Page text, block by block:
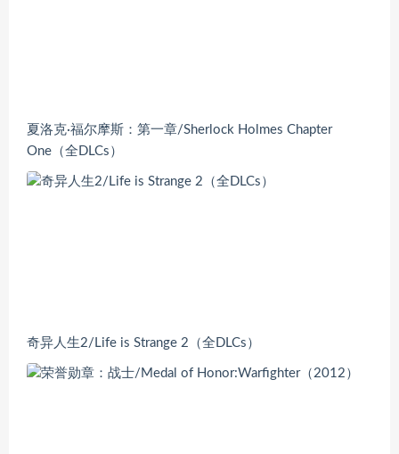
夏洛克·福尔摩斯：第一章/Sherlock Holmes Chapter
One（全DLCs）
奇异人生2/Life is Strange 2（全DLCs）